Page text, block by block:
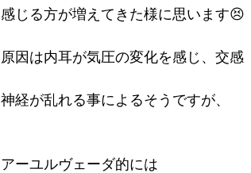
感じる方が増えてきた様に思います😣
原因は内耳が気圧の変化を感じ、交感
神経が乱れる事によるそうですが、
アーユルヴェーダ的には